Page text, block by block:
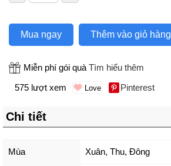
Mua ngay Thêm vào giỏ hàng
Miễn phí gói quà Tìm hiểu thêm
575 lượt xem
Pinterest
Chi tiết
Mùa Xuân, Thu, Đông